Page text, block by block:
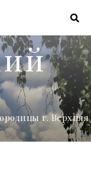
г. Верхняя